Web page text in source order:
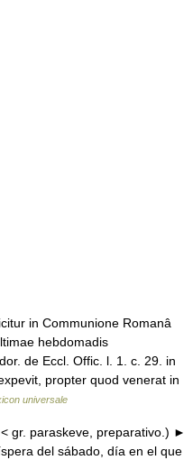
in Communione Romanâ
hebdomadis
de Eccl. Offic. l. 1. c. 29. in
propter quod venerat in
universale
gr. paraskeve, preparativo.) ►
del sábado, día en el que